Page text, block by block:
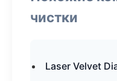
чистки
Laser Velvet